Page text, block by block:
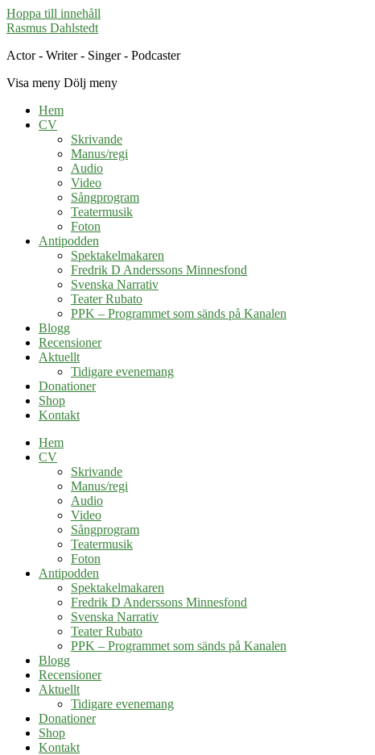
Hoppa till innehåll
Rasmus Dahlstedt
Actor - Writer - Singer - Podcaster
Visa meny Dölj meny
Hem
CV
Skrivande
Manus/regi
Audio
Video
Sångprogram
Teatermusik
Foton
Antipodden
Spektakelmakaren
Fredrik D Anderssons Minnesfond
Svenska Narrativ
Teater Rubato
PPK – Programmet som sänds på Kanalen
Blogg
Recensioner
Aktuellt
Tidigare evenemang
Donationer
Shop
Kontakt
Hem
CV
Skrivande
Manus/regi
Audio
Video
Sångprogram
Teatermusik
Foton
Antipodden
Spektakelmakaren
Fredrik D Anderssons Minnesfond
Svenska Narrativ
Teater Rubato
PPK – Programmet som sänds på Kanalen
Blogg
Recensioner
Aktuellt
Tidigare evenemang
Donationer
Shop
Kontakt